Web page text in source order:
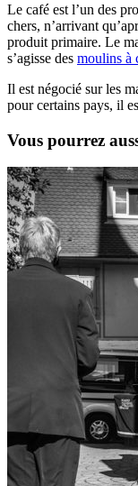
Le café est l’un des
chers, n’arrivant
produit primaire. Le
s’agisse des moulins à
Il est négocié sur les
pour certains pays, il
Vous pourrez